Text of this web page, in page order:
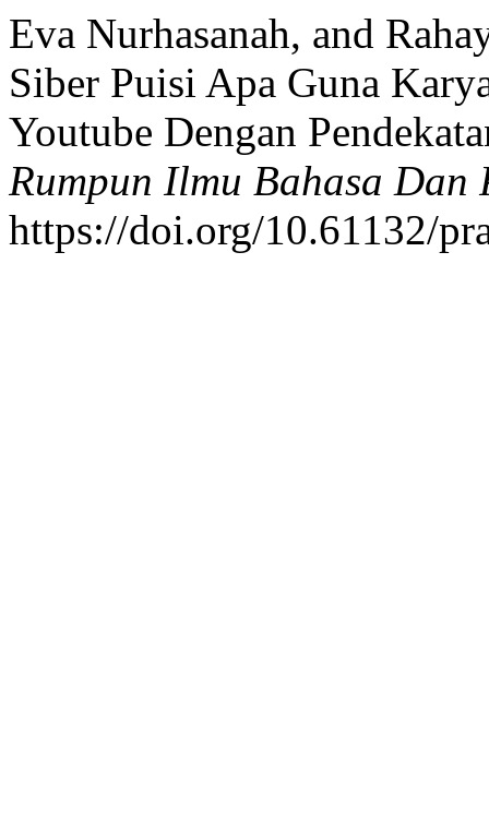
Eva Nurhasanah, and
Siber Puisi Apa Guna
Youtube Dengan
Rumpun Ilmu Bahasa
https://doi.org/10.61132/